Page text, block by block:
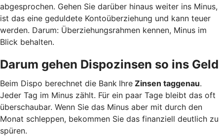
abgesprochen. Gehen Sie darüber hinaus weiter ins Minus,
ist das eine geduldete Kontoüberziehung und kann teuer
werden. Darum: Überziehungsrahmen kennen, Minus im
Blick behalten.
Darum gehen Dispozinsen so ins Geld
Beim Dispo berechnet die Bank Ihre Zinsen taggenau.
Jeder Tag im Minus zählt. Für ein paar Tage bleibt das oft
überschaubar. Wenn Sie das Minus aber mit durch den
Monat schleppen, bekommen Sie das finanziell deutlich zu
spüren.